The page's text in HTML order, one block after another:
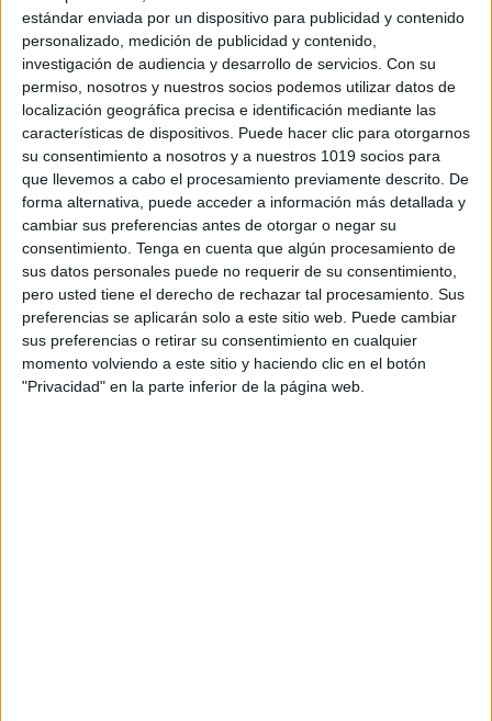
estándar enviada por un dispositivo para publicidad y contenido
personalizado, medición de publicidad y contenido,
investigación de audiencia y desarrollo de servicios. Con su
permiso, nosotros y nuestros socios podemos utilizar datos de
localización geográfica precisa e identificación mediante las
características de dispositivos. Puede hacer clic para otorgarnos
su consentimiento a nosotros y a nuestros 1019 socios para
que llevemos a cabo el procesamiento previamente descrito. De
forma alternativa, puede acceder a información más detallada y
cambiar sus preferencias antes de otorgar o negar su
consentimiento. Tenga en cuenta que algún procesamiento de
sus datos personales puede no requerir de su consentimiento,
pero usted tiene el derecho de rechazar tal procesamiento. Sus
preferencias se aplicarán solo a este sitio web. Puede cambiar
sus preferencias o retirar su consentimiento en cualquier
momento volviendo a este sitio y haciendo clic en el botón
"Privacidad" en la parte inferior de la página web.
Iniciación a la lectoescritura.
Cartas para aprender a leer.
Conciencia fonológica
Estimulación del lenguaje infantil
Refuerzo para Verano Infantil 4
años
REFUERZO PARA VERANO INFANTIL 5
AÑOS
Canciones infantiles para entrenar
la mente: aprendo a pensar
cantando
DIBUJAR LA PARTE QUE FALTA. 10
SIMETRÍAS DE ANIMALES
Más de 150 actividades para